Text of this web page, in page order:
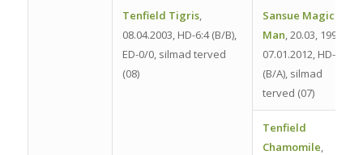
Tenfield Tigris,
08.04.2003, HD-6:4 (B/B),
ED-0/0, silmad terved
(08)
Sansue Magic
Man, 20.03, 1997-
07.01.2012, HD-6:3
(B/A), silmad
terved (07)
Tenfield
Chamomile,